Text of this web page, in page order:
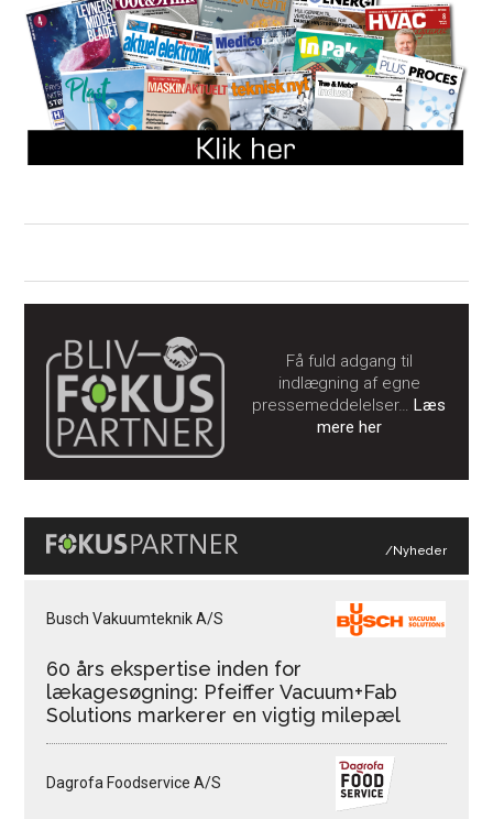
Få fuld adgang til
indlægning af egne
pressemeddelelser…Læs
mere her
/Nyheder
Busch Vakuumteknik A/S
60 års ekspertise inden for
lækagesøgning: Pfeiffer Vacuum+Fab
Solutions markerer en vigtig milepæl
Dagrofa Foodservice A/S